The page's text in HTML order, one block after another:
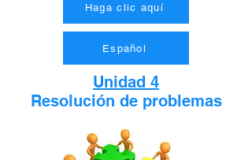
Haga clic aquí
Español
Unidad 4
Resolución de problemas